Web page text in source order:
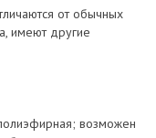
от обычных
имеют другие
возможен